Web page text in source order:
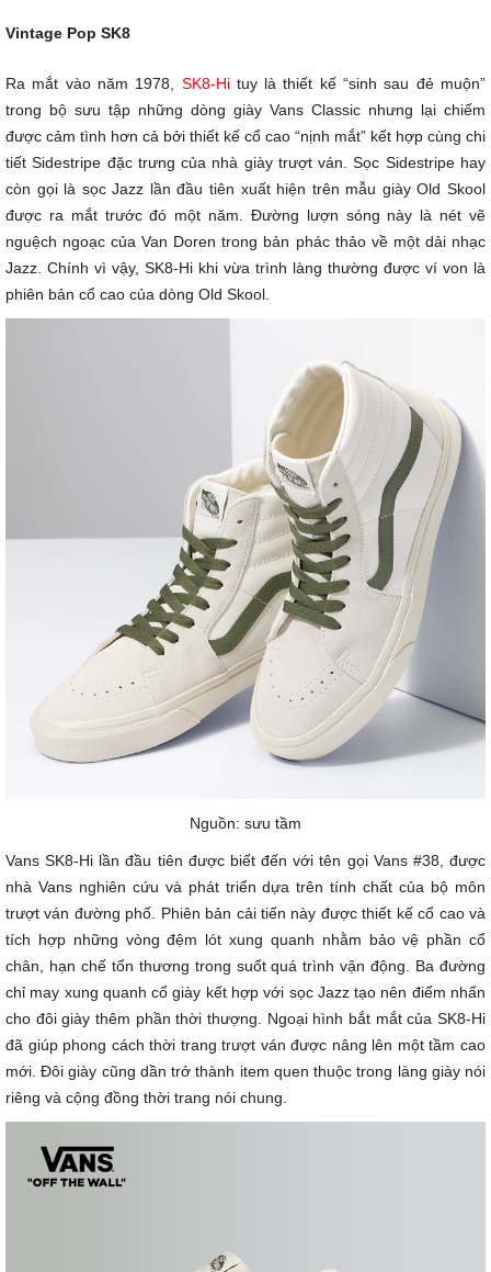
Vintage Pop SK8
Ra mắt vào năm 1978, SK8-Hituy là thiết kế “sinh sau đẻ muộn”
trong bộ sưu tập những dòng giày Vans Classic nhưng lại chiếm
được cảm tình hơn cả bởi thiết kế cổ cao “nịnh mắt” kết hợp cùng chi
tiết Sidestripe đặc trưng của nhà giày trượt ván. Sọc Sidestripe hay
còn gọi là sọc Jazz lần đầu tiên xuất hiện trên mẫu giày Old Skool
được ra mắt trước đó một năm. Đường lượn sóng này là nét vẽ
nguệch ngoạc của Van Doren trong bản phác thảo về một dải nhạc
Jazz. Chính vì vậy, SK8-Hi khi vừa trình làng thường được ví von là
phiên bản cổ cao của dòng Old Skool.
Nguồn: sưu tầm
Vans SK8-Hi lần đầu tiên được biết đến với tên gọi Vans #38, được
nhà Vans nghiên cứu và phát triển dựa trên tính chất của bộ môn
trượt ván đường phố. Phiên bản cải tiến này được thiết kế cổ cao và
tích hợp những vòng đệm lót xung quanh nhằm bảo vệ phần cổ
chân, hạn chế tổn thương trong suốt quá trình vận động. Ba đường
chỉ may xung quanh cổ giày kết hợp với sọc Jazz tạo nên điểm nhấn
cho đôi giày thêm phần thời thượng. Ngoại hình bắt mắt của SK8-Hi
đã giúp phong cách thời trang trượt ván được nâng lên một tầm cao
mới. Đôi giày cũng dần trở thành item quen thuộc trong làng giày nói
riêng và cộng đồng thời trang nói chung.